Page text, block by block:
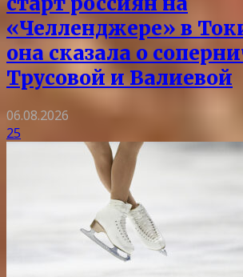
«Челленджере» в
она сказала о
Трусовой и Валиевой
06.08.2026
25